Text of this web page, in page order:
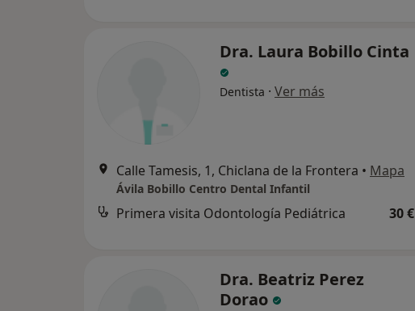
Dra. Laura Bobillo Cinta
Dentista · Ver más
Calle Tamesis, 1, Chiclana de la Frontera • Mapa
Ávila Bobillo Centro Dental Infantil
Primera visita Odontología Pediátrica 30 €
Dra. Beatriz Perez
Dorao